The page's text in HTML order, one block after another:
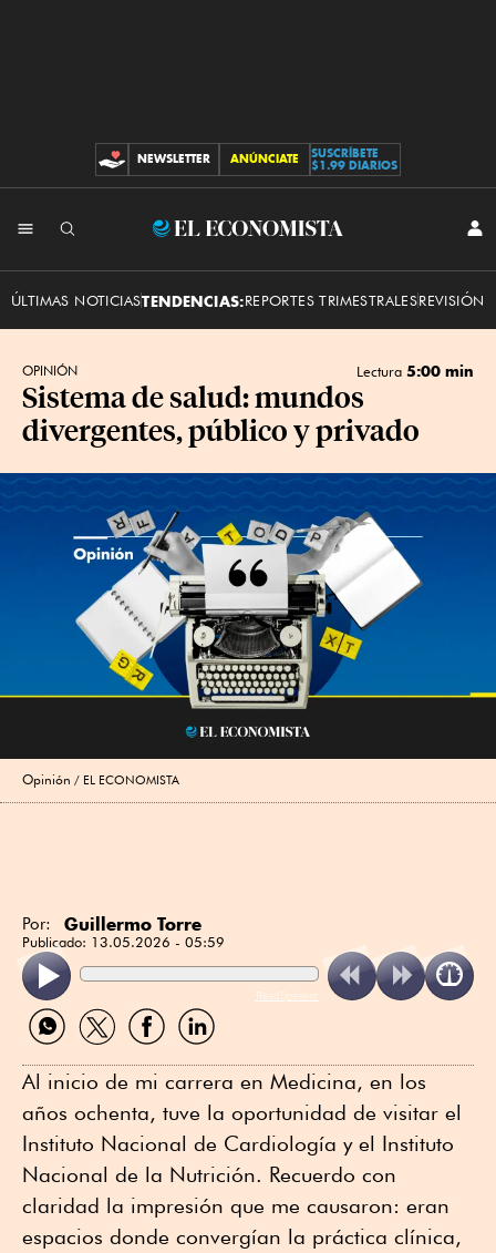
CONTRIBUCIONES
NEWSLETTER ANÚNCIATE
SUSCRÍBETE
$1.99 DIARIOS
El
ÚLTIMAS NOTICIASTENDENCIAS:REPORTES TRIMESTRALESREVISIÓN
OPINIÓN Lectura 5:00 min
Sistema de salud: mundos
divergentes, público y privado
Opinión EL ECONOMISTA
Por: Guillermo Torre
Publicado: 13.05.2026 - 05:59
ReadSpeaker
Compartir
por
Compartir
por
Compartir
por
Compartir
por
Al inicio de mi carrera en Medicina, en los
años ochenta, tuve la oportunidad de visitar el
Instituto Nacional de Cardiología y el Instituto
Nacional de la Nutrición. Recuerdo con
claridad la impresión que me causaron: eran
espacios donde convergían la práctica clínica,